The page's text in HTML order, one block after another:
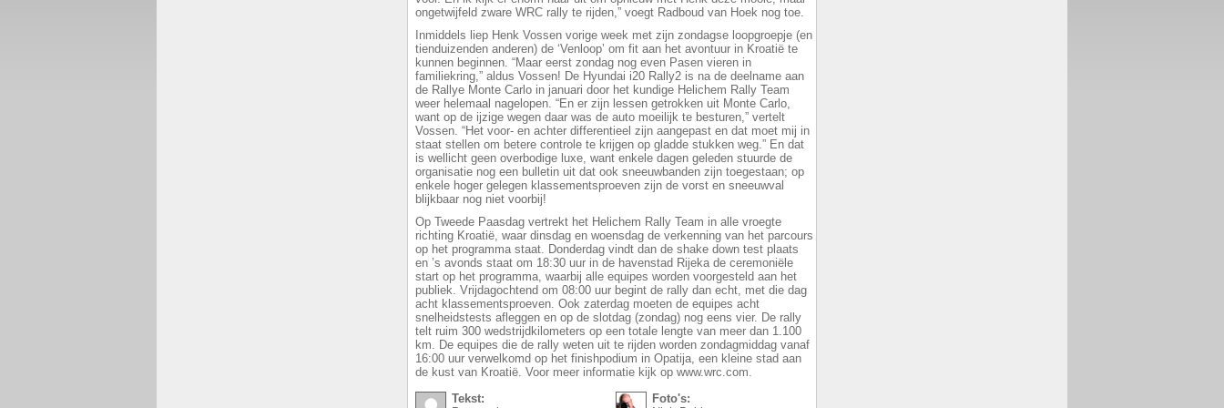
ongetwijfeld zware WRC rally te rijden,” voegt Radboud van Hoek nog toe.
Inmiddels liep Henk Vossen vorige week met zijn zondagse loopgroepje (en
tienduizenden anderen) de ‘Venloop’ om fit aan het avontuur in Kroatië te
kunnen beginnen. “Maar eerst zondag nog even Pasen vieren in
familiekring,” aldus Vossen! De Hyundai i20 Rally2 is na de deelname aan
de Rallye Monte Carlo in januari door het kundige Helichem Rally Team
weer helemaal nagelopen. “En er zijn lessen getrokken uit Monte Carlo,
want op de ijzige wegen daar was de auto moeilijk te besturen,” vertelt
Vossen. “Het voor- en achter differentieel zijn aangepast en dat moet mij in
staat stellen om betere controle te krijgen op gladde stukken weg.” En dat
is wellicht geen overbodige luxe, want enkele dagen geleden stuurde de
organisatie nog een bulletin uit dat ook sneeuwbanden zijn toegestaan; op
enkele hoger gelegen klassementsproeven zijn de vorst en sneeuwval
blijkbaar nog niet voorbij!
Op Tweede Paasdag vertrekt het Helichem Rally Team in alle vroegte
richting Kroatië, waar dinsdag en woensdag de verkenning van het parcours
op het programma staat. Donderdag vindt dan de shake down test plaats
en ’s avonds staat om 18:30 uur in de havenstad Rijeka de ceremoniële
start op het programma, waarbij alle equipes worden voorgesteld aan het
publiek. Vrijdagochtend om 08:00 uur begint de rally dan echt, met die dag
acht klassementsproeven. Ook zaterdag moeten de equipes acht
snelheidstests afleggen en op de slotdag (zondag) nog eens vier. De rally
telt ruim 300 wedstrijdkilometers op een totale lengte van meer dan 1.100
km. De equipes die de rally weten uit te rijden worden zondagmiddag vanaf
16:00 uur verwelkomd op het finishpodium in Opatija, een kleine stad aan
de kust van Kroatië. Voor meer informatie kijk op www.wrc.com.
Tekst:
Foto's: